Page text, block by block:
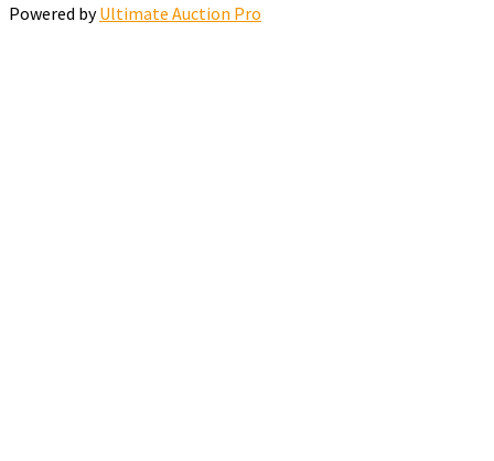
Powered byUltimate Auction Pro